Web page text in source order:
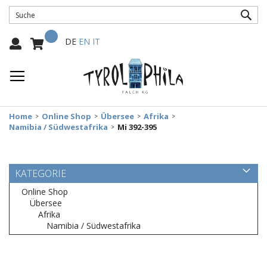
Mein Warenkorb
Select
DE EN IT
Home Online Shop Übersee
Afrika
Namibia / Südwestafrika
Mi 392-395
KATEGORIE
Online Shop
Übersee
Afrika
Namibia / Südwestafrika